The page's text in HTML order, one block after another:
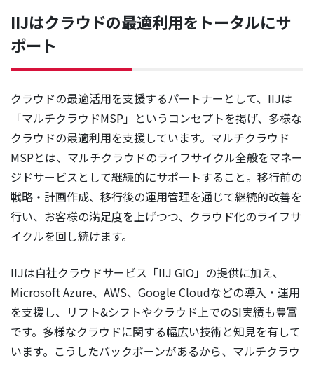
IIJはクラウドの最適利用をトータルにサ
ポート
クラウドの最適活用を支援するパートナーとして、IIJは
「マルチクラウドMSP」というコンセプトを掲げ、多様な
クラウドの最適利用を支援しています。マルチクラウド
MSPとは、マルチクラウドのライフサイクル全般をマネー
ジドサービスとして継続的にサポートすること。移行前の
戦略・計画作成、移行後の運用管理を通じて継続的改善を
行い、お客様の満足度を上げつつ、クラウド化のライフサ
イクルを回し続けます。
IIJは自社クラウドサービス「IIJ GIO」の提供に加え、
Microsoft Azure、AWS、Google Cloudなどの導入・運用
を支援し、リフト&シフトやクラウド上でのSI実績も豊富
です。多様なクラウドに関する幅広い技術と知見を有して
います。こうしたバックボーンがあるから、マルチクラウ